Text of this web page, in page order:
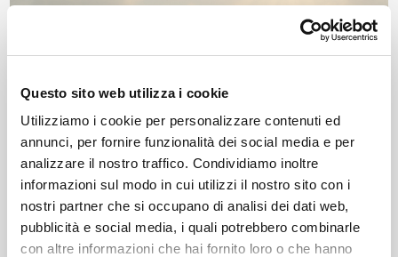
Questo sito web utilizza i cookie
Utilizziamo i cookie per personalizzare contenuti ed
annunci, per fornire funzionalità dei social media e per
analizzare il nostro traffico. Condividiamo inoltre
informazioni sul modo in cui utilizzi il nostro sito con i
nostri partner che si occupano di analisi dei dati web,
pubblicità e social media, i quali potrebbero combinarle
con altre informazioni che hai fornito loro o che hanno